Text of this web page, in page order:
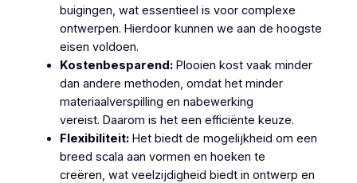
buigingen, wat essentieel is voor complexe
ontwerpen. Hierdoor kunnen we aan de hoogste
eisen voldoen.
Kostenbesparend:Plooien kost vaak minder
dan andere methoden, omdat het minder
materiaalverspilling en nabewerking
vereist. Daarom is het een efficiënte keuze.
Flexibiliteit:Het biedt de mogelijkheid om een
breed scala aan vormen en hoeken te
creëren, wat veelzijdigheid biedt in ontwerp en